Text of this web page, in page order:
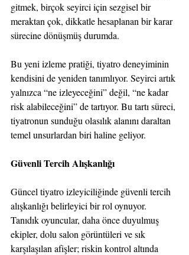
gitmek, birçok seyirci için sezgisel bir
meraktan çok, dikkatle hesaplanan bir karar
sürecine dönüşmüş durumda.
Bu yeni izleme pratiği, tiyatro deneyiminin
kendisini de yeniden tanımlıyor. Seyirci artık
yalnızca “ne izleyeceğini” değil, “ne kadar
risk alabileceğini” de tartıyor. Bu tartı süreci,
tiyatronun sunduğu olasılık alanını daraltan
temel unsurlardan biri haline geliyor.
Güvenli Tercih Alışkanlığı
Güncel tiyatro izleyiciliğinde güvenli tercih
alışkanlığı belirleyici bir rol oynuyor.
Tanıdık oyuncular, daha önce duyulmuş
ekipler, dolu salon görüntüleri ve sık
karşılaşılan afişler; riskin kontrol altında